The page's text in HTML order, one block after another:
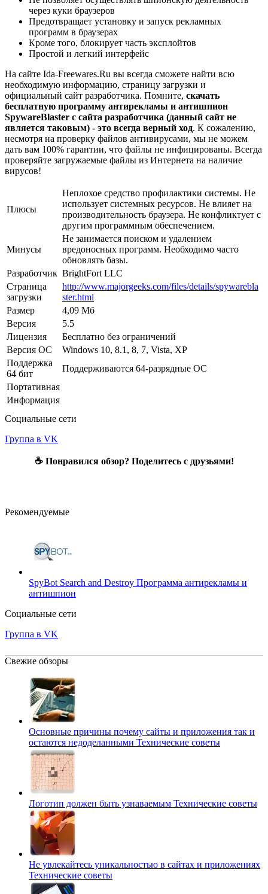
через куки браузеров
Предотвращает установку и запуск рекламных
программ в браузерах
Кроме того, блокирует часть эксплойтов
Простой и легкий интерфейс
На сайте Ida-Freewares.Ru вы всегда сможете найти всю
необходимую информацию, страницу загрузки и
официальный сайт разработчика. Помните, скачать
бесплатную программу антирекламы и антишпион
SpywareBlaster с сайта разработчика (данный сайт не
является таковым) - это всегда верный ход. К сожалению,
несмотря на проверку файлов антивирусами, мы не можем
дать вам 100% гарантии, что файлы не инфицированы. Всегда
проверяйте загружаемые файлы из Интернета на наличие
вирусов!
Плюсы
Неплохое средство профилактики системы. Не
использует системных ресурсов. Не влияет на
производительность браузера. Не конфликтует с
другим программным обеспечением.
Минусы
Не занимается поиском и удалением
вредоносных программ. Необходимо часто
обновлять базы.
Разработчик BrightFort LLC
Страница
загрузки
http://www.majorgeeks.com/files/details/spywarebla
ster.html
Размер
4,09 Мб
Версия
5.5
Лицензия
Бесплатно без ограничений
Версия ОС
Windows 10, 8.1, 8, 7, Vista, XP
Поддержка
64 бит
Поддерживаются 64-разрядные ОС
Портативная
Информация
Социальные сети
Группа в VK
☕ Понравился обзор? Поделитесь с друзьями!
Рекомендуемые
SpyBot Search and Destroy Программа антирекламы и
антишпион
Социальные сети
Группа в VK
Свежие обзоры
Основные причины почему сайты и приложения так и
остаются недоделанными Технические советы
Логотип должен быть узнаваемым Технические советы
Не увлекайтесь уникальностью в сайтах и приложениях
Технические советы